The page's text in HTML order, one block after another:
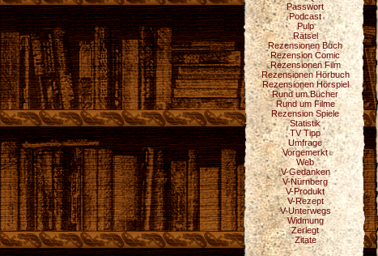
Passwort
Podcast
Pulp
Rätsel
Rezensionen Buch
Rezension Comic
Rezensionen Film
Rezensionen Hörbuch
Rezensionen Hörspiel
Rund um Bücher
Rund um Filme
Rezension Spiele
Statistik
TV Tipp
Umfrage
Vorgemerkt
Web
V-Gedanken
V-Nürnberg
V-Produkt
V-Rezept
V-Unterwegs
Widmung
Zerlegt
Zitate